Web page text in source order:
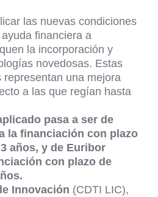
las nuevas condiciones
financiera a
la incorporación y
novedosas. Estas
representan una mejora
a las que regían hasta
pasa a ser de
la financiación con plazo
años, y de Euribor
con plazo de
Innovación (CDTI LIC),